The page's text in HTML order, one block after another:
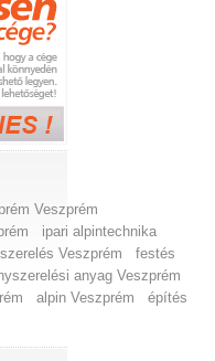
Veszprém
ipari alpintechnika
Veszprém
festés
anyag Veszprém
alpin Veszprém
építés